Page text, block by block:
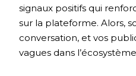
signaux positifs qui
sur la plateforme. Alors,
conversation, et vos
vagues dans